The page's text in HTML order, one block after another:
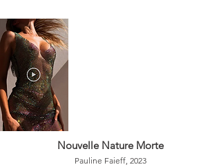
Nouvelle Nature Morte
Pauline Faieff, 2023